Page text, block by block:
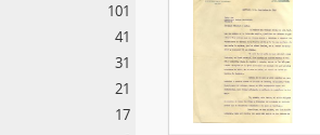
101
41
31
21
17